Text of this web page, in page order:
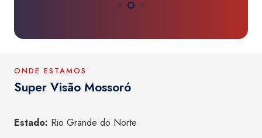
ONDE ESTAMOS
Super Visão Mossoró
Estado: Rio Grande do Norte